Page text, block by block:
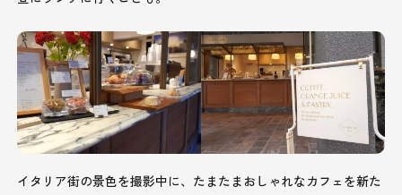
イタリア街の景色を撮影中に、たまたまおしゃれなカフェを新た